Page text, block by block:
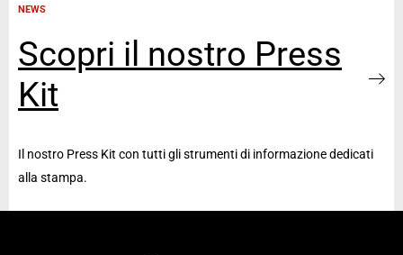
NEWS
Scopri il nostro Press
Kit
Il nostro Press Kit con tutti gli strumenti di informazione dedicati
alla stampa.